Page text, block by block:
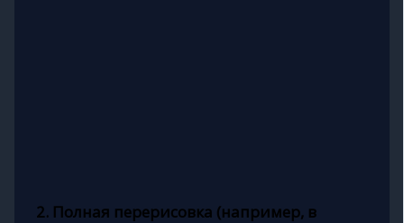
2. Полная перерисовка (например, в